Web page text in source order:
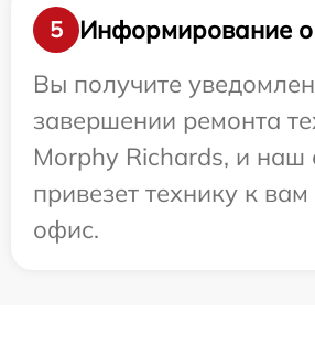
5
Информирование о
Вы получите
завершении ремонта
Morphy Richards, и наш
привезет технику к
офис.